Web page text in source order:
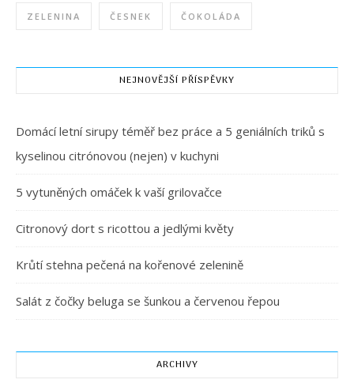
ZELENINA ČESNEK ČOKOLÁDA
NEJNOVĚJŠÍ PŘÍSPĚVKY
Domácí letní sirupy téměř bez práce a 5 geniálních triků s
kyselinou citrónovou (nejen) v kuchyni
5 vytuněných omáček k vaší grilovačce
Citronový dort s ricottou a jedlými květy
Krůtí stehna pečená na kořenové zelenině
Salát z čočky beluga se šunkou a červenou řepou
ARCHIVY